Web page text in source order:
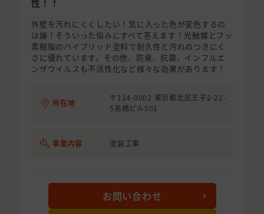
性！！
外壁を汚れにくくしたい！気に入った色が変色するの
は嫌！そういった悩みにすべて答えます！光触媒とフッ
素樹脂のハイブリッド塗料で耐久性と汚れのつきにく
さに優れています。その他、防臭、抗菌、インフルエ
ンザウイルスも不活性化など様々な効果があります！
所在地
〒114-0002 東京都北区王子2-22-
5高橋ビル501
事業内容 塗装工事
お問い合わせ